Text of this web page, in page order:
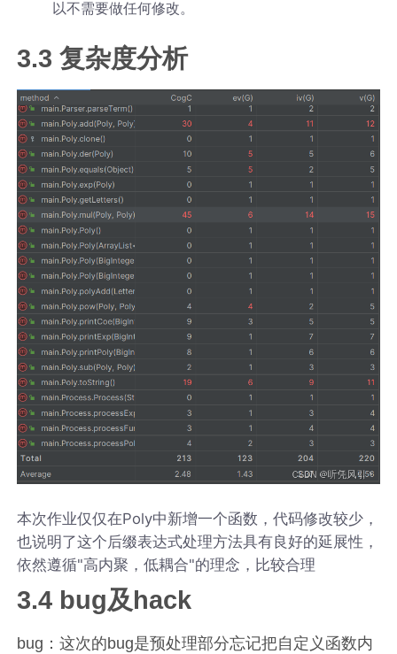
以不需要做任何修改。
3.3 复杂度分析
本次作业仅仅在Poly中新增一个函数，代码修改较少，
也说明了这个后缀表达式处理方法具有良好的延展性，
依然遵循"高内聚，低耦合"的理念，比较合理
3.4 bug及hack
bug：这次的bug是预处理部分忘记把自定义函数内